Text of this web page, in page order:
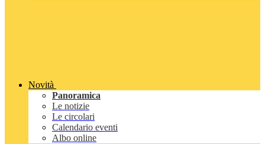
Novità
Panoramica
Le notizie
Le circolari
Calendario eventi
Albo online